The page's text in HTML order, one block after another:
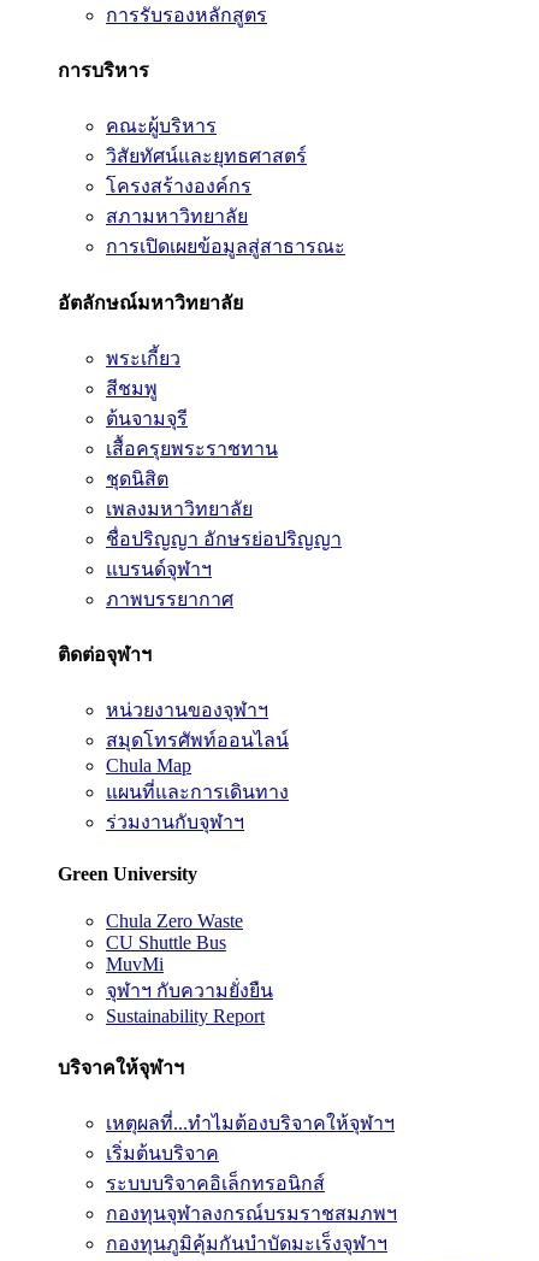
การรับรองหลักสูตร
การบริหาร
คณะผู้บริหาร
วิสัยทัศน์และยุทธศาสตร์
โครงสร้างองค์กร
สภามหาวิทยาลัย
การเปิดเผยข้อมูลสู่สาธารณะ
อัตลักษณ์มหาวิทยาลัย
พระเกี้ยว
สีชมพู
ต้นจามจุรี
เสื้อครุยพระราชทาน
ชุดนิสิต
เพลงมหาวิทยาลัย
ชื่อปริญญา อักษรย่อปริญญา
แบรนด์จุฬาฯ
ภาพบรรยากาศ
ติดต่อจุฬาฯ
หน่วยงานของจุฬาฯ
สมุดโทรศัพท์ออนไลน์
Chula Map
แผนที่และการเดินทาง
ร่วมงานกับจุฬาฯ
Green University
Chula Zero Waste
CU Shuttle Bus
MuvMi
จุฬาฯ กับความยั่งยืน
Sustainability Report
บริจาคให้จุฬาฯ
เหตุผลที่...ทำไมต้องบริจาคให้จุฬาฯ
เริ่มต้นบริจาค
ระบบบริจาคอิเล็กทรอนิกส์
กองทุนจุฬาลงกรณ์บรมราชสมภพฯ
กองทุนภูมิคุ้มกันบำบัดมะเร็งจุฬาฯ